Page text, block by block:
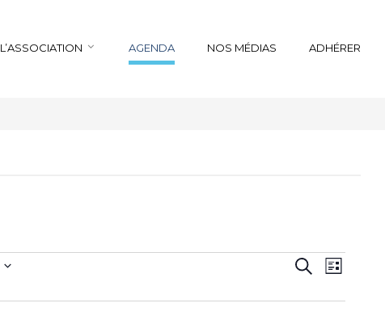
L’ASSOCIATION AGENDA NOS MÉDIAS ADHÉRER
Recherche
navigation
RechercheNavigation
de
Liste